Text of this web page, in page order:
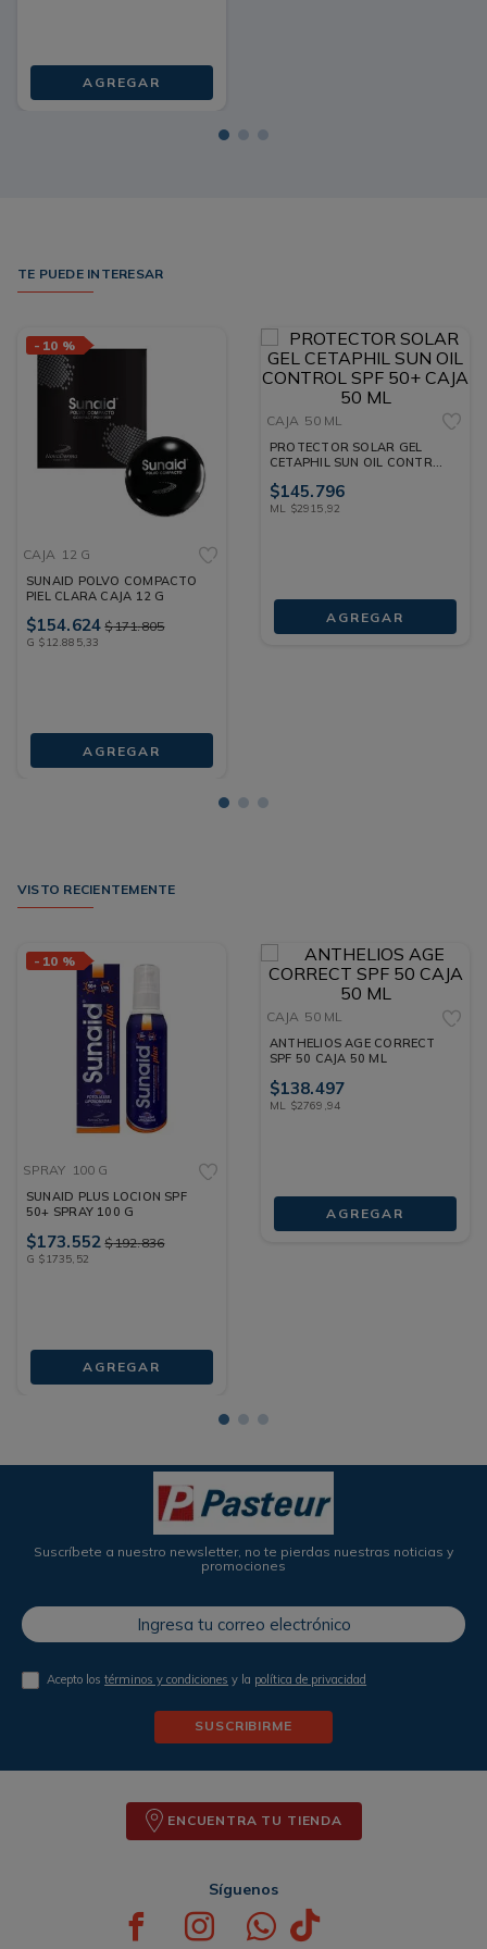
AGREGAR
TE PUEDE INTERESAR
- 10 %
CAJA 12 G
SUNAID POLVO COMPACTO
PIEL CLARA CAJA 12 G
$154.624 $171.805
G $12.885,33
AGREGAR
CAJA 50 ML
PROTECTOR SOLAR GEL
CETAPHIL SUN OIL CONTROL
$145.796
ML $2915,92
AGREGAR
VISTO RECIENTEMENTE
- 10 %
SPRAY 100 G
SUNAID PLUS LOCION SPF
50+ SPRAY 100 G
$173.552 $192.836
G $1735, 52
AGREGAR
CAJA 50 ML
ANTHELIOS AGE CORRECT
SPF 50 CAJA 50 ML
$138.497
ML $2769 ,94
AGREGAR
Suscríbete a nuestro newsletter, no te pierdas nuestras noticias y
promociones
Acepto lostérminos y condiciones y la política de privacidad
SUSCRIBIRME
ENCUENTRA TU TIENDA
Síguenos